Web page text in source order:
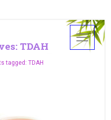
TDAH
tagged: TDAH